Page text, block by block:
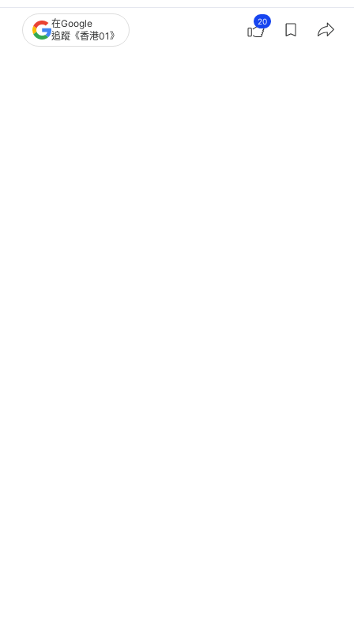
國際 即時國際
日本公布新一份防衛白皮書 形容中國
在Google
追蹤《香港01》
20